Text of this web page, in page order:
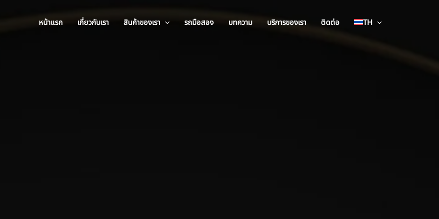
หน้าแรก เกี่ยวกับเรา สินค้าของเรา รถมือสอง บทความ บริการของเรา ติดต่อ TH